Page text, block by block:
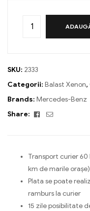
SKU: 2333
Categorii: Balast Xenon,
Brands: Mercedes-Benz
Share:
Facebook
Email
Transport curier
km de marile orașe)
Plata se poate
ramburs la curier
15 zile posibilitate